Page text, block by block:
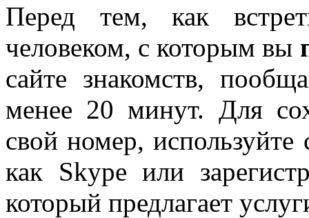
Перед тем, как
человеком, с которым вы
сайте знакомств,
менее 20 минут. Для
свой номер,
как Skype или
который предлагает